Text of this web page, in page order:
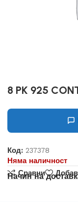
8 PK 925
Код:237378
Няма наличност
Сравни
Начин на